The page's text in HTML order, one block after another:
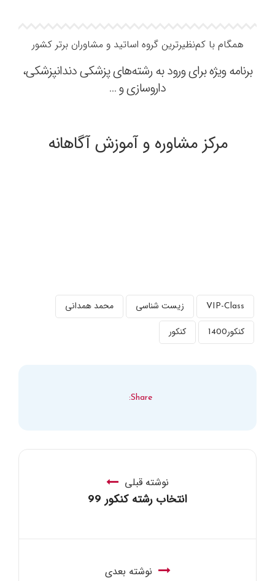
همگام با کم‌نظیرترین گروه اساتید و مشاوران برتر کشور
برنامه ویژه برای ورود به رشته‌های پزشکی دندانپزشکی،
داروسازی و …
مرکز مشاوره و آموزش آگاهانه
VIP-Class زیست شناسی محمد همدانی
کنکور کنکور1400
Share:
نوشته قبلی
انتخاب رشته کنکور 99
نوشته بعدی